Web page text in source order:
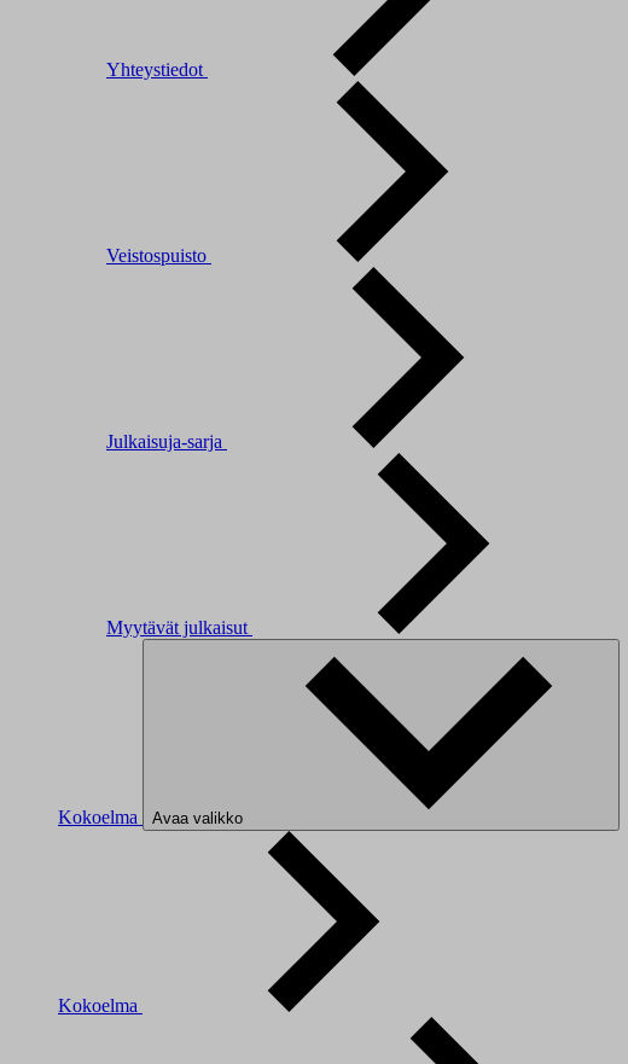
Yhteystiedot
Veistospuisto
Julkaisuja-sarja
Myytävät julkaisut
Kokoelma Avaa valikko
Kokoelma